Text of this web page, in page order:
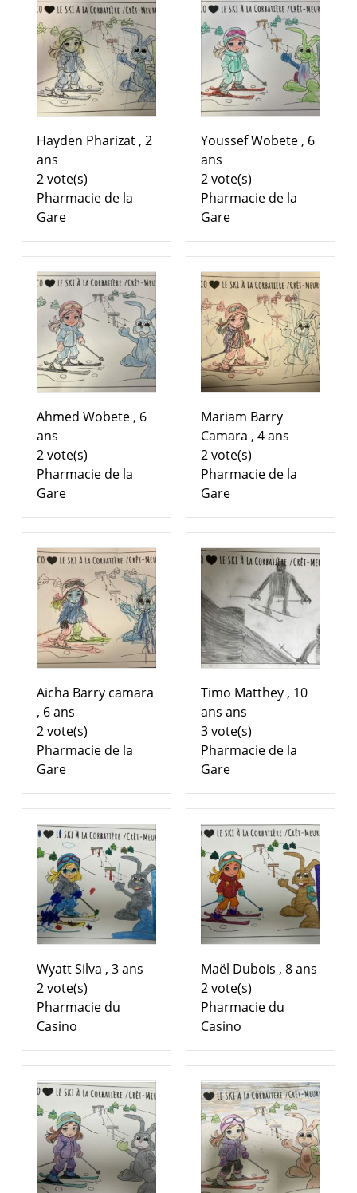
Hayden Pharizat , 2
ans
2 vote(s)
Pharmacie de la
Gare
Youssef Wobete , 6
ans
2 vote(s)
Pharmacie de la
Gare
Ahmed Wobete , 6
ans
2 vote(s)
Pharmacie de la
Gare
Mariam Barry
Camara , 4 ans
2 vote(s)
Pharmacie de la
Gare
Aicha Barry camara
, 6 ans
2 vote(s)
Pharmacie de la
Gare
Timo Matthey , 10
ans ans
3 vote(s)
Pharmacie de la
Gare
Wyatt Silva , 3 ans
2 vote(s)
Pharmacie du
Casino
Maël Dubois , 8 ans
2 vote(s)
Pharmacie du
Casino